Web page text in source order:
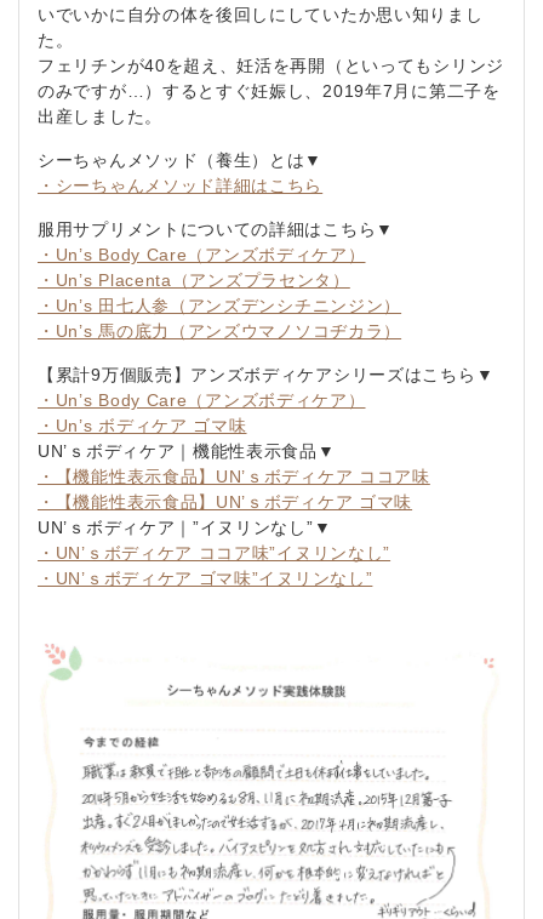
いでいかに自分の体を後回しにしていたか思い知りまし
た。
フェリチンが40を超え、妊活を再開（といってもシリンジ
のみですが…）するとすぐ妊娠し、2019年7月に第二子を
出産しました。
シーちゃんメソッド（養生）とは▼
・シーちゃんメソッド詳細はこちら
服用サプリメントについての詳細はこちら▼
・Un’s Body Care（アンズボディケア）
・Un’s Placenta（アンズプラセンタ）
・Un’s 田七人参（アンズデンシチニンジン）
・Un’s 馬の底力（アンズウマノソコヂカラ）
【累計9万個販売】アンズボディケアシリーズはこちら▼
・Un’s Body Care（アンズボディケア）
・Un’s ボディケア ゴマ味
UN’ｓボディケア｜機能性表示食品▼
・【機能性表示食品】UN’ｓボディケア ココア味
・【機能性表示食品】UN’ｓボディケア ゴマ味
UN’ｓボディケア｜”イヌリンなし”▼
・UN’ｓボディケア ココア味”イヌリンなし”
・UN’ｓボディケア ゴマ味”イヌリンなし”